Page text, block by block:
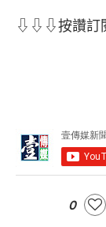
⇩⇩⇩按讚訂
0